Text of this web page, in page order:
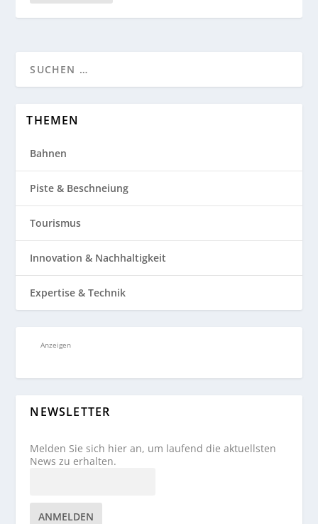
THEMEN
Bahnen
Piste & Beschneiung
Tourismus
Innovation & Nachhaltigkeit
Expertise & Technik
Anzeigen
NEWSLETTER
Melden Sie sich hier an, um laufend die aktuellsten
News zu erhalten.
ANMELDEN